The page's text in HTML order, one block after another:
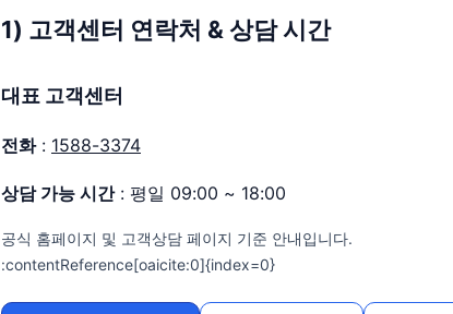
1) 고객센터 연락처 & 상담 시간
대표 고객센터
전화: 1588-3374
상담 가능 시간: 평일 09:00 ~ 18:00
공식 홈페이지 및 고객상담 페이지 기준 안내입니다.
:contentReference[oaicite:0]{index=0}